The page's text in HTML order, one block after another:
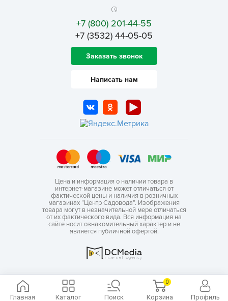
Главная Каталог Поиск
0
Корзина Профиль
+7 (800) 201-44-55
+7 (3532) 44-05-05
Заказать звонок
Написать нам
Цена и информация о наличии товара в
интернет-магазине может отличаться от
фактической цены и наличия в розничных
магазинах “Центр Садовода”. Изображения
товара могут в незначительной мере отличаться
от их фактического вида. Вся информация на
сайте носит ознакомительный характер и не
является публичной офертой.